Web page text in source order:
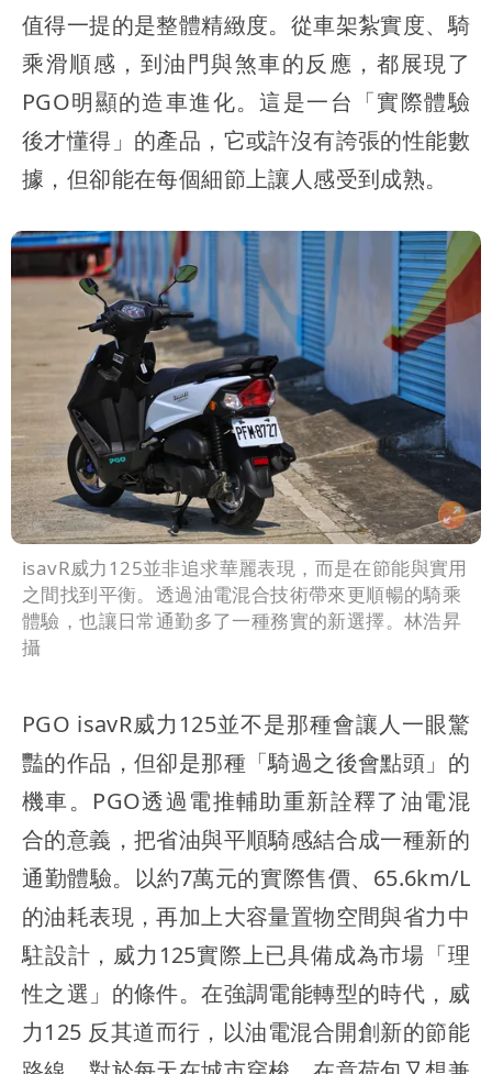
值得一提的是整體精緻度。從車架紮實度、騎
乘滑順感，到油門與煞車的反應，都展現了
PGO明顯的造車進化。這是一台「實際體驗
後才懂得」的產品，它或許沒有誇張的性能數
據，但卻能在每個細節上讓人感受到成熟。
isavR威力125並非追求華麗表現，而是在節能與實用
之間找到平衡。透過油電混合技術帶來更順暢的騎乘
體驗，也讓日常通勤多了一種務實的新選擇。林浩昇
攝
PGO isavR威力125並不是那種會讓人一眼驚
豔的作品，但卻是那種「騎過之後會點頭」的
機車。PGO透過電推輔助重新詮釋了油電混
合的意義，把省油與平順騎感結合成一種新的
通勤體驗。以約7萬元的實際售價、65.6km/L
的油耗表現，再加上大容量置物空間與省力中
駐設計，威力125實際上已具備成為市場「理
性之選」的條件。在強調電能轉型的時代，威
力125 反其道而行，以油電混合開創新的節能